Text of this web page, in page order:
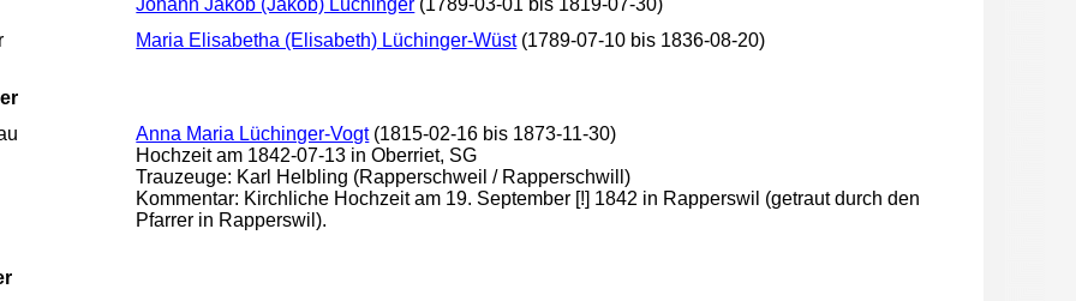
Johann Jakob (Jakob) Lüchinger (1789-03-01 bis 1819-07-30)
Maria Elisabetha (Elisabeth) Lüchinger-Wüst(1789-07-10 bis 1836-08-20)
Anna Maria Lüchinger-Vogt(1815-02-16 bis 1873-11-30)
Hochzeit am 1842-07-13 in Oberriet, SG
Trauzeuge: Karl Helbling (Rapperschweil / Rapperschwill)
Kommentar: Kirchliche Hochzeit am 19. September [!] 1842 in Rapperswil (getraut durch den
Pfarrer in Rapperswil).